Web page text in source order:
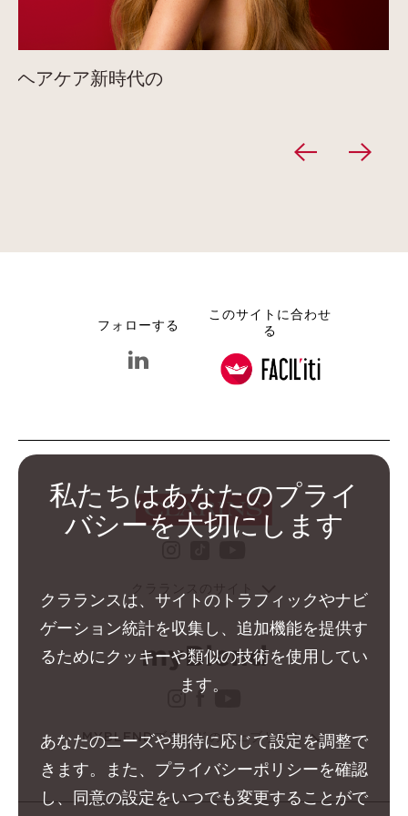
ヘアケア新時代の
フォローする
linkedin クラランス グループ
このサイトに合わせ
る
instagram クラランス グ
facebook クラランス
MYBLENDブランドのウェブサイト
私たちはあなたのプライ
バシーを大切にします
クラランスは、サイトのトラフィックやナビ
ゲーション統計を収集し、追加機能を提供す
るためにクッキーや類似の技術を使用してい
ます。
あなたのニーズや期待に応じて設定を調整で
きます。また、プライバシーポリシーを確認
し、同意の設定をいつでも変更することがで